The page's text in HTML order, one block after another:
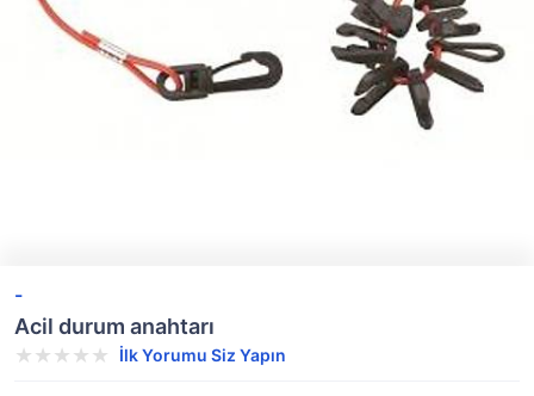
-
Acil durum anahtarı
İlk Yorumu Siz Yapın